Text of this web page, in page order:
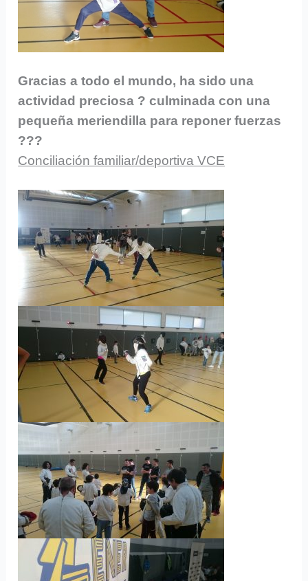
Gracias a todo el mundo, ha sido una
actividad preciosa ? culminada con una
pequeña meriendilla para reponer fuerzas
???
Conciliación familiar/deportiva VCE